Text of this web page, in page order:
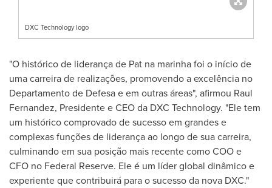
DXC Technology logo
"O histórico de liderança de Pat na marinha foi o início de
uma carreira de realizações, promovendo a excelência no
Departamento de Defesa e em outras áreas", afirmou Raul
Fernandez, Presidente e CEO da DXC Technology. "Ele tem
um histórico comprovado de sucesso em grandes e
complexas funções de liderança ao longo de sua carreira,
culminando em sua posição mais recente como COO e
CFO no Federal Reserve. Ele é um líder global dinâmico e
experiente que contribuirá para o sucesso da nova DXC."